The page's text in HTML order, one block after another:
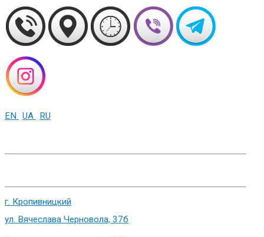
EN UA RU
г. Кропивницкий
ул. Вячеслава Черновола, 37б